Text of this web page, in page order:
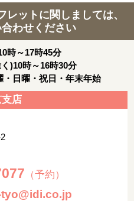
ットに関しましては、
わせください
時～17時45分
)10時～16時30分
・日曜・祝日・年末年始
店
（予約）